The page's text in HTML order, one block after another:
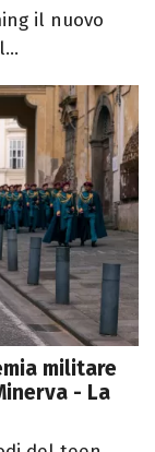
il nuovo
militare
- La